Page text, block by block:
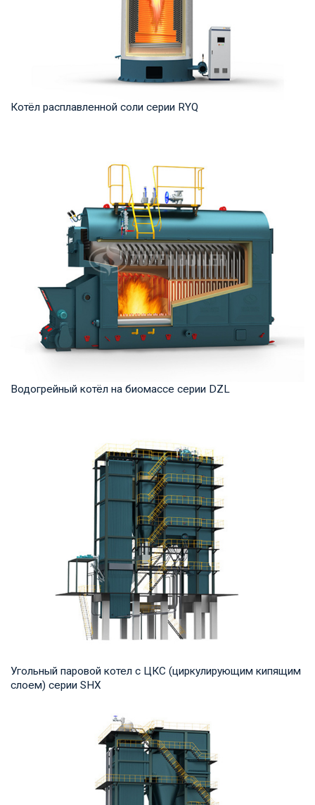
Котёл расплавленной соли серии RYQ
мощность продукта: 1,200-35,000 кВт Температ...
Водогрейный котёл на биомассе серии DZL
мощность продукта: 1,4-14 МВт Температура ...
Угольный паровой котел с ЦКС (циркулирующим кипящим
слоем) серии SHX
продукта: 10-75 т/ч Температура на выход...